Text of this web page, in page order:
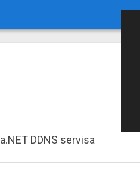
DDNS servisa